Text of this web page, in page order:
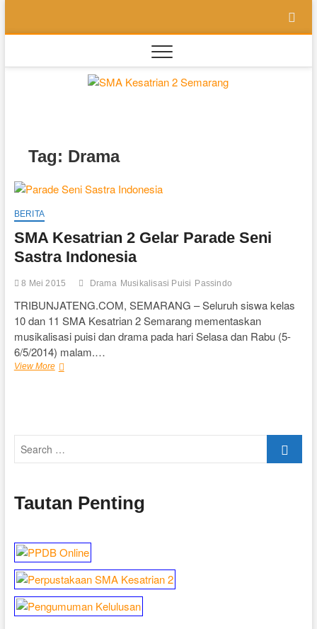
content
Tag: Drama
BERITA
SMA Kesatrian 2 Gelar Parade Seni
Sastra Indonesia
8 Mei 2015 Drama Musikalisasi Puisi Passindo
TRIBUNJATENG.COM, SEMARANG – Seluruh siswa kelas
10 dan 11 SMA Kesatrian 2 Semarang mementaskan
musikalisasi puisi dan drama pada hari Selasa dan Rabu (5-
6/5/2014) malam.…
View MoreSMA
Indonesia
Tautan Penting